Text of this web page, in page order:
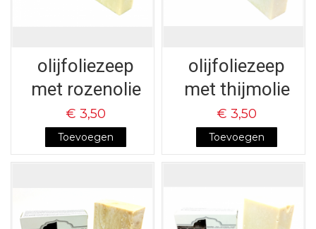
olijfoliezeep
met rozenolie
€ 3,50
Toevoegen
olijfoliezeep
met thijmolie
€ 3,50
Toevoegen